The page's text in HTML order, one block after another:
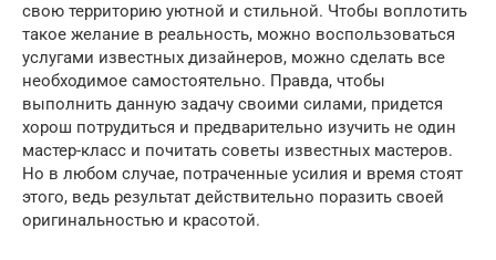
свою территорию уютной и стильной. Чтобы воплотить
такое желание в реальность, можно воспользоваться
услугами известных дизайнеров, можно сделать все
необходимое самостоятельно. Правда, чтобы
выполнить данную задачу своими силами, придется
хорош потрудиться и предварительно изучить не один
мастер-класс и почитать советы известных мастеров.
Но в любом случае, потраченные усилия и время стоят
этого, ведь результат действительно поразить своей
оригинальностью и красотой.